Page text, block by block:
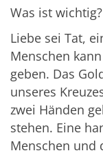
Was ist
Liebe sei Tat,
Menschen
geben. Das
unseres
zwei Händen
stehen. Eine
Menschen und